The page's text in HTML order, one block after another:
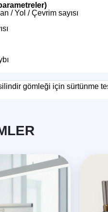
/ Yol / Çevrim sayısı
gömleği için sürtünme